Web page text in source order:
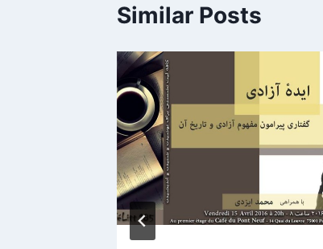
Similar Posts